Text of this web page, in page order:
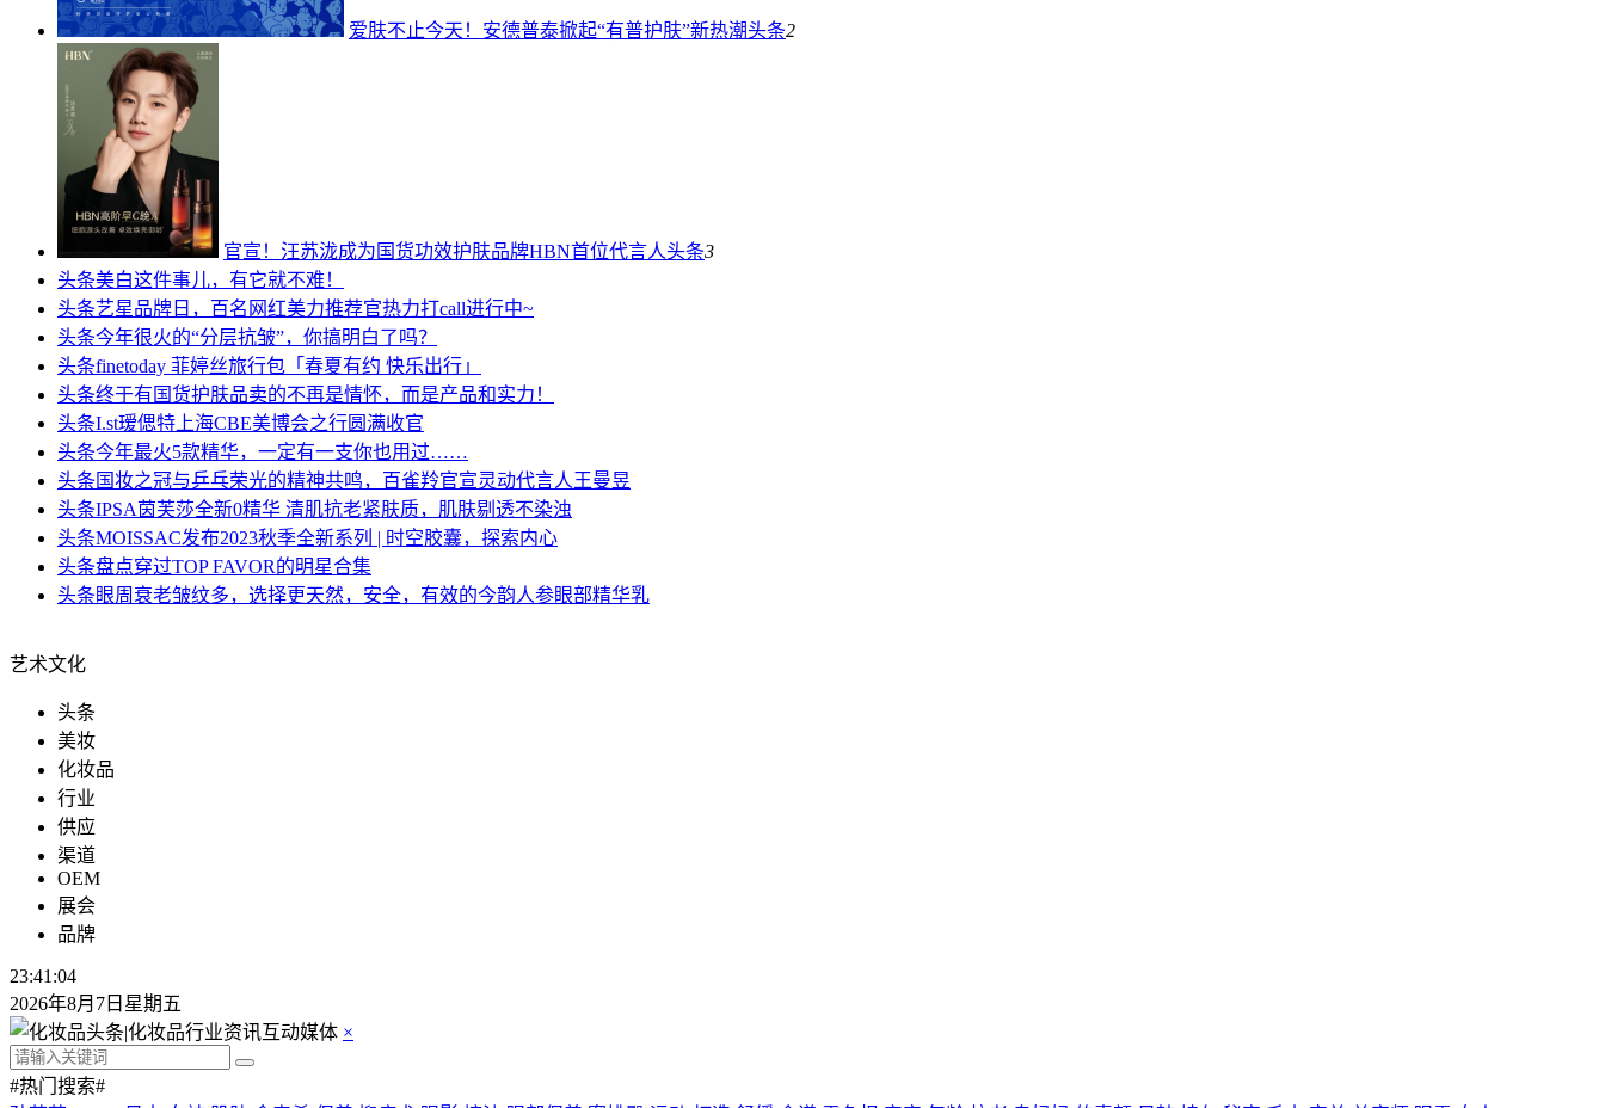
爱肤不止今天！安德普泰掀起“有普护肤”新热潮头条2
官宣！汪苏泷成为国货功效护肤品牌HBN首位代言人头条3
头条美白这件事儿，有它就不难！
头条艺星品牌日，百名网红美力推荐官热力打call进行中~
头条今年很火的“分层抗皱”，你搞明白了吗？
头条finetoday 菲婷丝旅行包「春夏有约 快乐出行」
头条终于有国货护肤品卖的不再是情怀，而是产品和实力！
头条I.st瑷偲特上海CBE美博会之行圆满收官
头条今年最火5款精华，一定有一支你也用过……
头条 国妆之冠与乒乓荣光的精神共鸣，百雀羚官宣灵动代言人王曼昱
头条IPSA茵芙莎全新0精华 清肌抗老紧肤质，肌肤剔透不染浊
头条MOISSAC发布2023秋季全新系列 | 时空胶囊，探索内心
头条盘点穿过TOP FAVOR的明星合集
头条眼周衰老皱纹多，选择更天然，安全，有效的今韵人参眼部精华乳
艺术文化
头条
美妆
化妆品
行业
供应
渠道
OEM
展会
品牌
23:41:05
2026年8月7日星期五
×
#热门搜索#